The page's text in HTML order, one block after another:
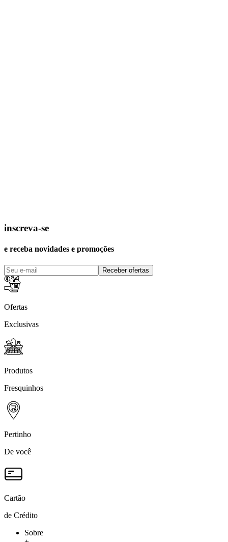
inscreva-se
e receba novidades e promoções
Receber ofertas
Ofertas
Exclusivas
Produtos
Fresquinhos
Pertinho
De você
Cartão
de Crédito
Sobre